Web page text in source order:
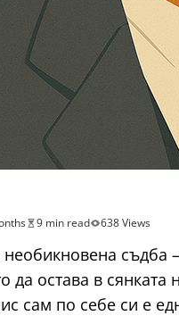
9 min read 638 Views
съдба
остава в
сам по себе си е